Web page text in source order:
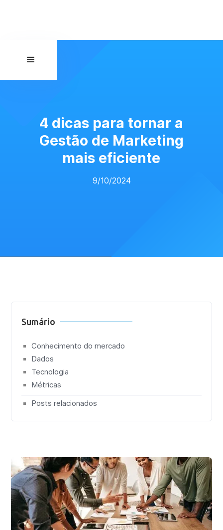
4 dicas para tornar a
Gestão de Marketing
mais eficiente
9/10/2024
Sumário
Conhecimento do mercado
Dados
Tecnologia
Métricas
Posts relacionados